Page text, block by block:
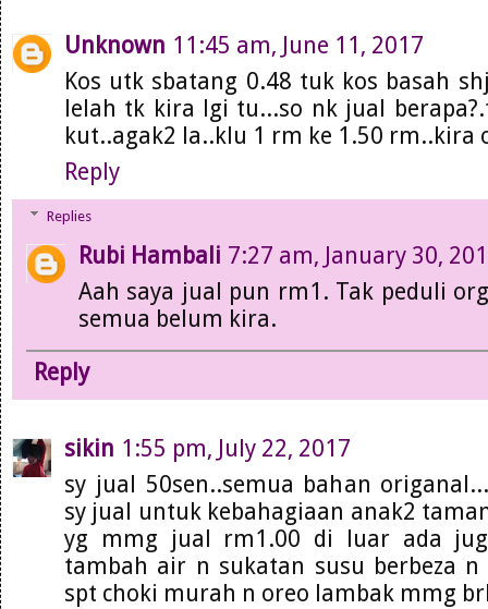
Unknown 11:45 am, June 11, 2017
Kos utk sbatang 0.48 tuk kos basah
lelah tk kira lgi tu...so nk jual
kut..agak2 la..klu 1 rm ke 1.50 rm..kira
Reply
Replies
Rubi Hambali 7:27 am, January 30,
Aah saya jual pun rm1. Tak peduli
semua belum kira.
Reply
sikin 1:55 pm, July 22, 2017
sy jual 50sen..semua bahan
sy jual untuk kebahagiaan anak2
yg mmg jual rm1.00 di luar ada
tambah air n sukatan susu berbeza
spt choki murah n oreo lambak mmg